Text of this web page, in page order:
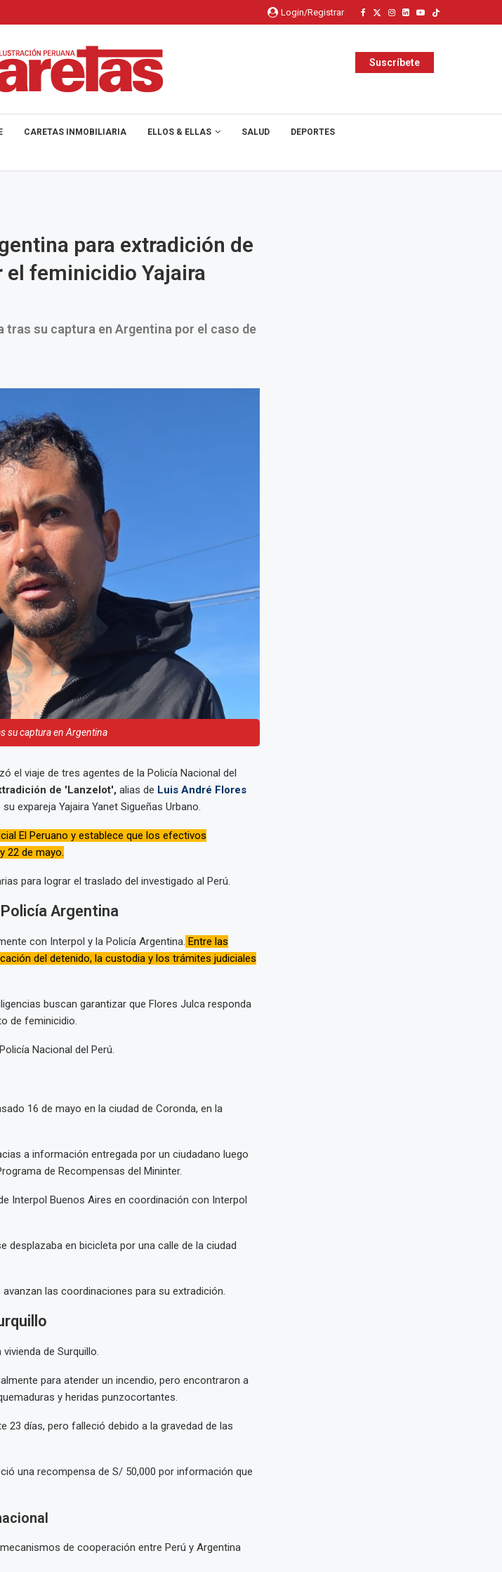
Login/Registrar
Suscríbete
CARETAS INMOBILIARIA ELLOS & ELLAS SALUD DEPORTES
para extradición de
el feminicidio Yajaira
su captura en Argentina por el caso de
su captura en Argentina
el viaje de tres agentes de la Policía Nacional del
de 'Lanzelot', alias de Luis André Flores
expareja Yajaira Yanet Sigueñas Urbano.
El Peruano y establece que los efectivos
22 de mayo.
para lograr el traslado del investigado al Perú.
Argentina
con Interpol y la Policía Argentina. Entre las
del detenido, la custodia y los trámites judiciales
buscan garantizar que Flores Julca responda
de feminicidio.
Nacional del Perú.
16 de mayo en la ciudad de Coronda, en la
a información entregada por un ciudadano luego
de Recompensas del Mininter.
Interpol Buenos Aires en coordinación con Interpol
desplazaba en bicicleta por una calle de la ciudad
las coordinaciones para su extradición.
de Surquillo.
para atender un incendio, pero encontraron a
y heridas punzocortantes.
23 días, pero falleció debido a la gravedad de las
una recompensa de S/ 50,000 por información que
de cooperación entre Perú y Argentina